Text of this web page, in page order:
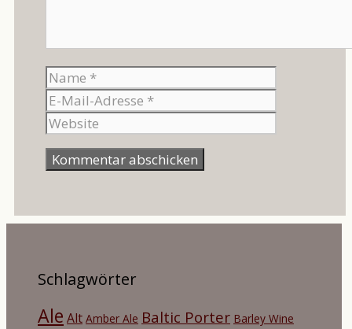
Name
Mail-
Adresse
Schlagwörter
Ale Alt Amber Ale Baltic Porter Barley Wine